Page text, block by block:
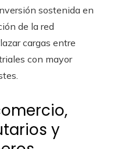
sostenida en
de la red
cargas entre
con mayor
y